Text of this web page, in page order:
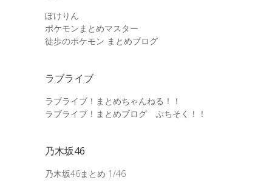
ぽけりん
ポケモンまとめマスター
徒歩のポケモン まとめブログ
ラブライブ
ラブライブ！まとめちゃんねる！！
ラブライブ！まとめブログ ぷちそく！！
乃木坂46
乃木坂46まとめ 1/46